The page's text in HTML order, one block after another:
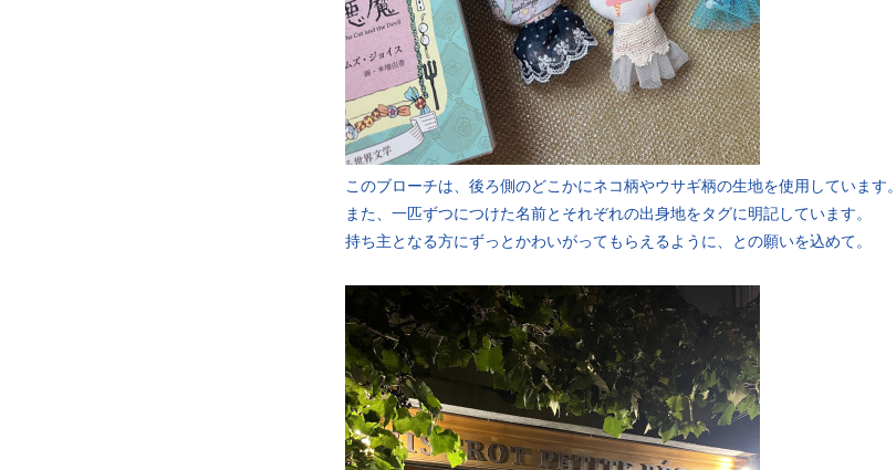
このブローチは、後ろ側のどこかにネコ柄やウサギ柄の生地を使用しています。
また、一匹ずつにつけた名前とそれぞれの出身地をタグに明記しています。
持ち主となる方にずっとかわいがってもらえるように、との願いを込めて。